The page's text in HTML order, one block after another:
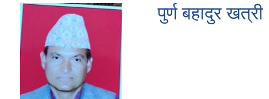
पुर्ण बहादुर खत्री